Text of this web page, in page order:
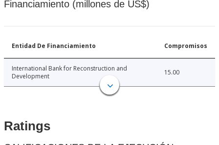
Financiamiento (millones de US$)
Entidad De Financiamiento Compromisos
International Bank for Reconstruction and
Development
15.00
Ratings